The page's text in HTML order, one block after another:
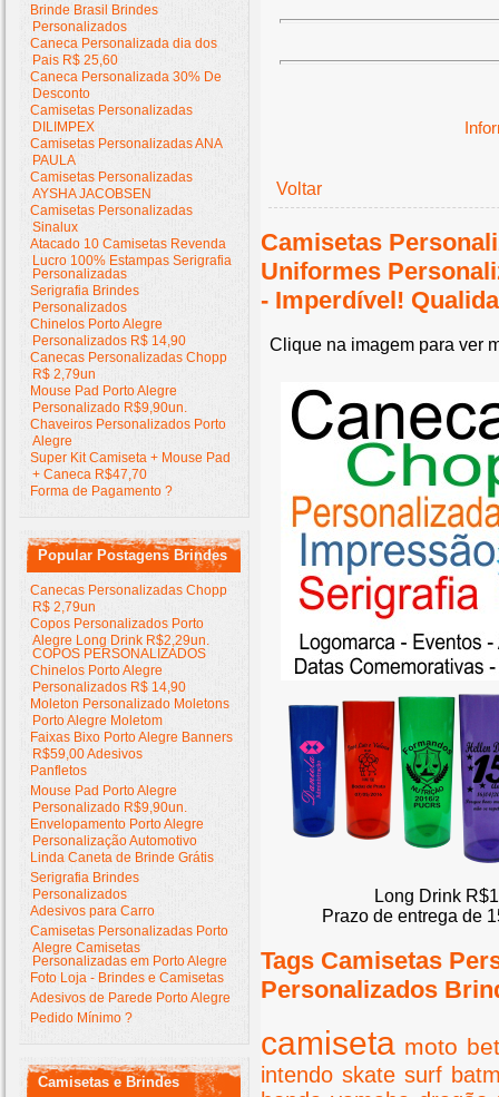
Brinde Brasil Brindes
Personalizados
Caneca Personalizada dia dos
Pais R$ 25,60
Caneca Personalizada 30% De
Desconto
Camisetas Personalizadas
DILIMPEX
Camisetas Personalizadas ANA
PAULA
Camisetas Personalizadas
AYSHA JACOBSEN
Camisetas Personalizadas
Sinalux
Atacado 10 Camisetas Revenda
Lucro 100% Estampas Serigrafia
Personalizadas
Serigrafia Brindes
Personalizados
Chinelos Porto Alegre
Personalizados R$ 14,90
Canecas Personalizadas Chopp
R$ 2,79un
Mouse Pad Porto Alegre
Personalizado R$9,90un.
Chaveiros Personalizados Porto
Alegre
Super Kit Camiseta + Mouse Pad
+ Caneca R$47,70
Forma de Pagamento ?
Popular Postagens Brindes
Canecas Personalizadas Chopp
R$ 2,79un
Copos Personalizados Porto
Alegre Long Drink R$2,29un.
COPOS PERSONALIZADOS
Chinelos Porto Alegre
Personalizados R$ 14,90
Moleton Personalizado Moletons
Porto Alegre Moletom
Faixas Bixo Porto Alegre Banners
R$59,00 Adesivos
Panfletos
Mouse Pad Porto Alegre
Personalizado R$9,90un.
Envelopamento Porto Alegre
Personalização Automotivo
Linda Caneta de Brinde Grátis
Serigrafia Brindes
Personalizados
Adesivos para Carro
Camisetas Personalizadas Porto
Alegre Camisetas
Personalizadas em Porto Alegre
Foto Loja - Brindes e Camisetas
Adesivos de Parede Porto Alegre
Pedido Mínimo ?
Camisetas e Brindes
Voltar
Camisetas
Uniformes
- Imperdível!
Clique na imagem para ver
Long Drink
Prazo de entrega de
Tags Camisetas
Personalizados
camiseta moto
intendo skate surf